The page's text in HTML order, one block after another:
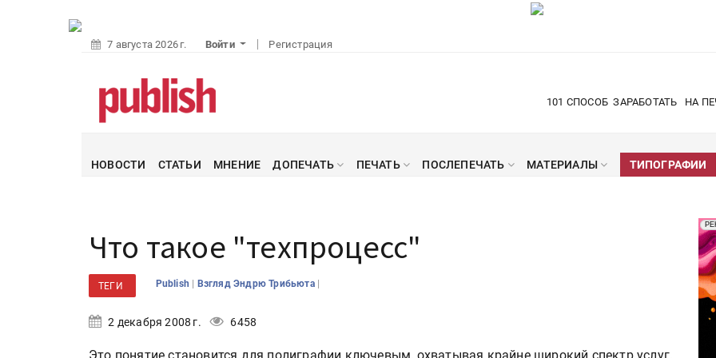
7 августа 2026 г. Войти Регистрация
101 СПОСОБ ЗАРАБОТАТЬ НА
НОВОСТИ СТАТЬИ МНЕНИЕ ДОПЕЧАТЬ ПЕЧАТЬ ПОСЛЕПЕЧАТЬ МАТЕРИАЛЫ ТИПОГРАФИИ
Что такое "техпроцесс"
ТЕГИ Publish | Взгляд Эндрю Трибьюта |
2 декабря 2008 г. 6458